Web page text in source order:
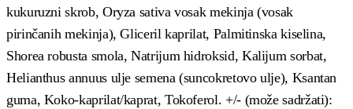
kukuruzni skrob, Oryza sativa vosak mekinja (vosak
pirinčanih mekinja), Gliceril kaprilat, Palmitinska kiselina,
Shorea robusta smola, Natrijum hidroksid, Kalijum sorbat,
Helianthus annuus ulje semena (suncokretovo ulje), Ksantan
guma, Koko-kaprilat/kaprat, Tokoferol. +/- (može sadržati):